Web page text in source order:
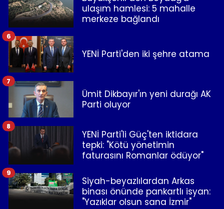
ulaşım hamlesi: 5 mahalle
merkeze bağlandı
YENİ Parti'den iki şehre atama
6
Ümit Dikbayır'ın yeni durağı AK
Parti oluyor
7
YENİ Parti'li Güç'ten iktidara
tepki: "Kötü yönetimin
faturasını Romanlar ödüyor"
8
Siyah-beyazlılardan Arkas
binası önünde pankartlı isyan:
"Yazıklar olsun sana İzmir"
9